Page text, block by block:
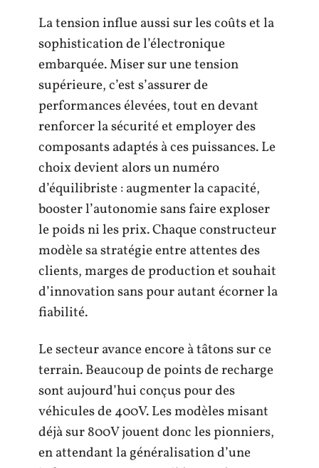
La tension influe aussi sur les coûts et la
sophistication de l’électronique
embarquée. Miser sur une tension
supérieure, c’est s’assurer de
performances élevées, tout en devant
renforcer la sécurité et employer des
composants adaptés à ces puissances. Le
choix devient alors un numéro
d’équilibriste : augmenter la capacité,
booster l’autonomie sans faire exploser
le poids ni les prix. Chaque constructeur
modèle sa stratégie entre attentes des
clients, marges de production et souhait
d’innovation sans pour autant écorner la
fiabilité.
Le secteur avance encore à tâtons sur ce
terrain. Beaucoup de points de recharge
sont aujourd’hui conçus pour des
véhicules de 400V. Les modèles misant
déjà sur 800V jouent donc les pionniers,
en attendant la généralisation d’une